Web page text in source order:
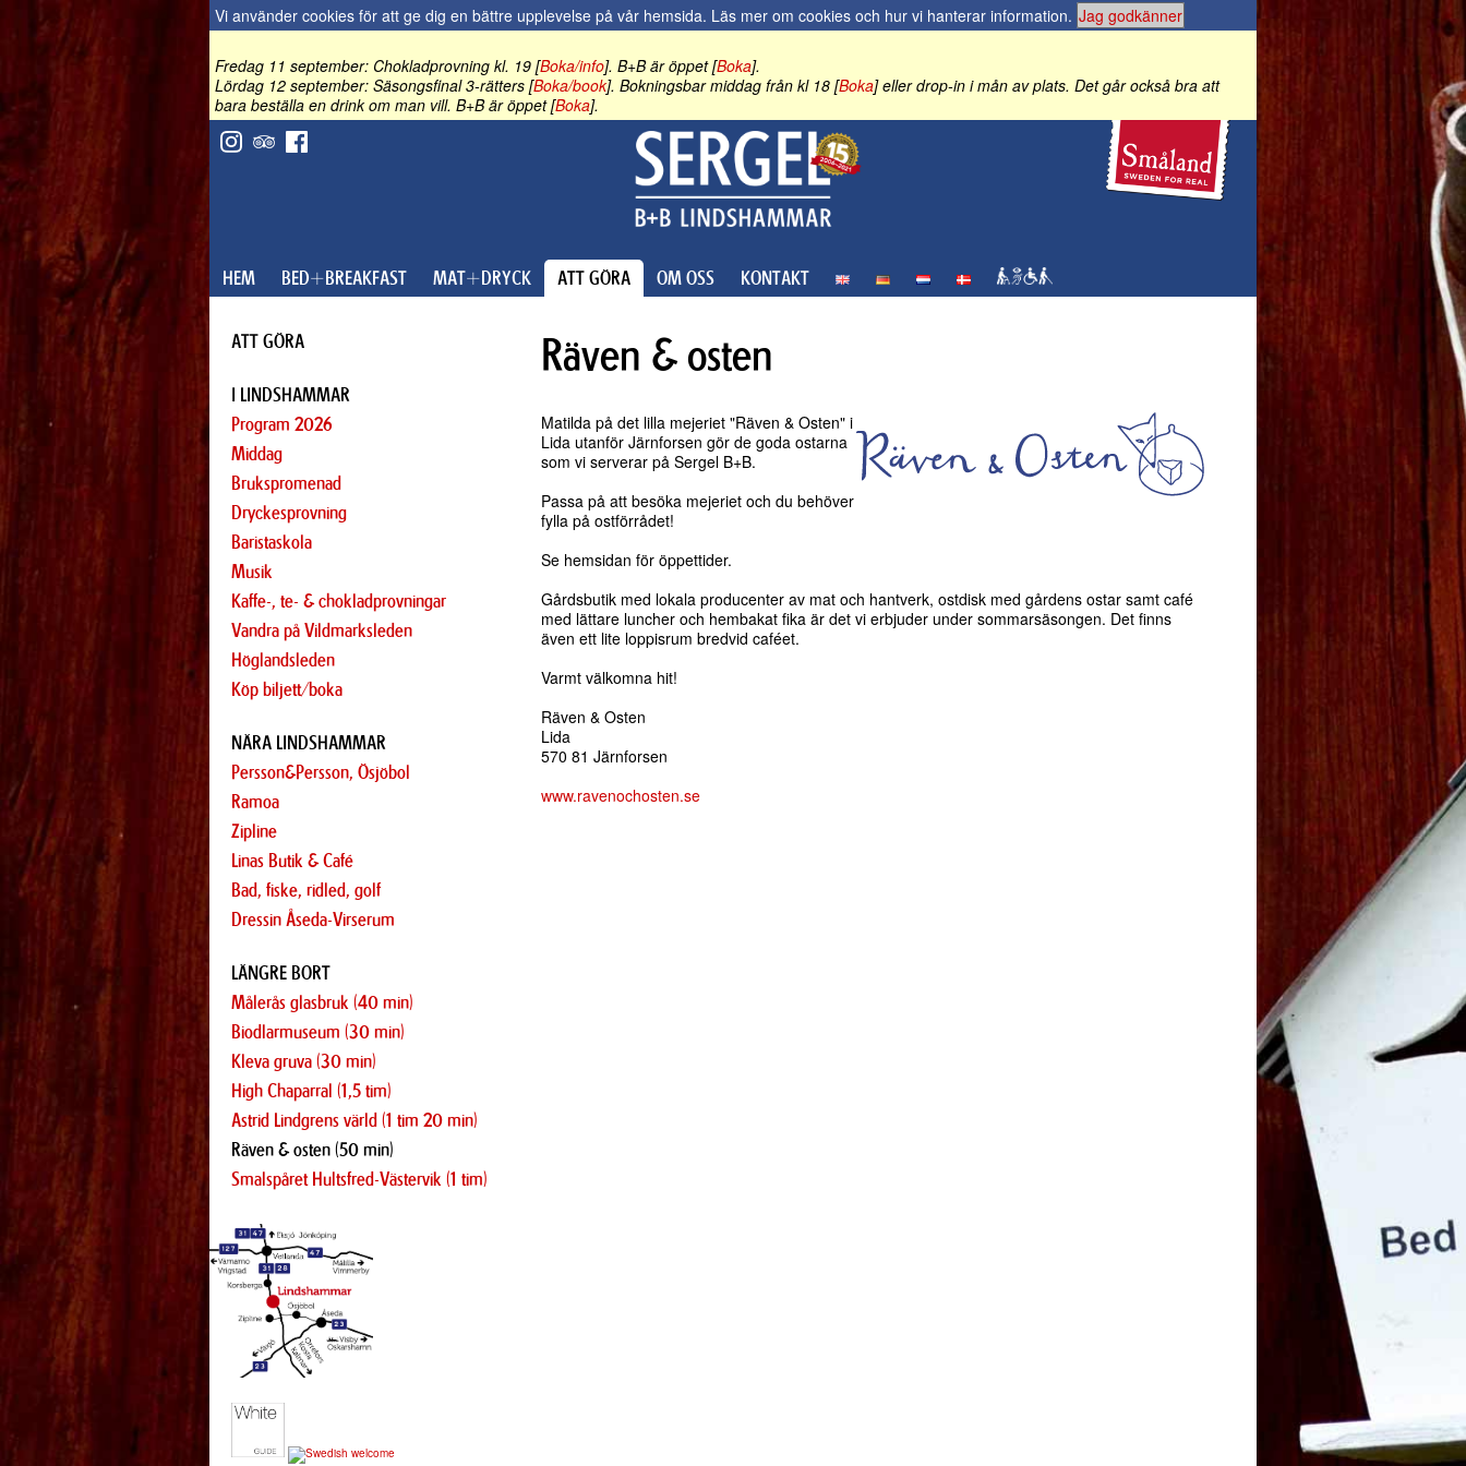
Vi använder cookies för att ge dig en bättre upplevelse på vår hemsida. Läs mer om cookies och hur vi hanterar information. Jag godkänner
Fredag 11 september: Chokladprovning kl. 19 [Boka/info]. B+B är öppet [Boka].
Lördag 12 september: Säsongsfinal 3-rätters [Boka/book]. Bokningsbar middag från kl 18 [Boka] eller drop-in i mån av plats. Det går också bra att
bara beställa en drink om man vill. B+B är öppet [Boka].
HEM BED+BREAKFAST MAT+DRYCK ATT GÖRA OM OSS KONTAKT
ATT GÖRA
I LINDSHAMMAR
Program 2026
Middag
Brukspromenad
Dryckesprovning
Baristaskola
Musik
Kaffe-, te- & chokladprovningar
Vandra på Vildmarksleden
Höglandsleden
Köp biljett/boka
NÄRA LINDSHAMMAR
Persson&Persson, Ösjöbol
Ramoa
Zipline
Linas Butik & Café
Bad, fiske, ridled, golf
Dressin Åseda-Virserum
LÄNGRE BORT
Målerås glasbruk (40 min)
Biodlarmuseum (30 min)
Kleva gruva (30 min)
High Chaparral (1,5 tim)
Astrid Lindgrens värld (1 tim 20 min)
Räven & osten (50 min)
Smalspåret Hultsfred-Västervik (1 tim)
Räven & osten
Matilda på det lilla mejeriet "Räven & Osten" i
Lida utanför Järnforsen gör de goda ostarna
som vi serverar på Sergel B+B.
Passa på att besöka mejeriet och du behöver
fylla på ostförrådet!
Se hemsidan för öppettider.
Gårdsbutik med lokala producenter av mat och hantverk, ostdisk med gårdens ostar samt café
med lättare luncher och hembakat fika är det vi erbjuder under sommarsäsongen. Det finns
även ett lite loppisrum bredvid caféet.
Varmt välkomna hit!
Räven & Osten
Lida
570 81 Järnforsen
www.ravenochosten.se